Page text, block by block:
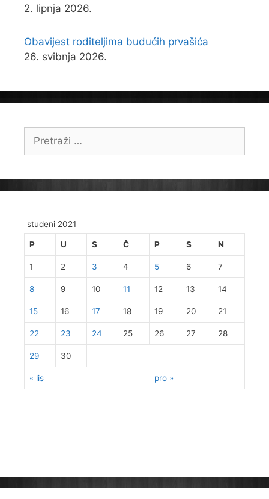
2. lipnja 2026.
Obavijest roditeljima budućih prvašića
26. svibnja 2026.
Pretraži:
studeni 2021
P U S Č P S N
« lis pro »
1 2 3 4 5 6 7
8 9 10 11 12 13 14
15 16 17 18 19 20 21
22 23 24 25 26 27 28
29 30